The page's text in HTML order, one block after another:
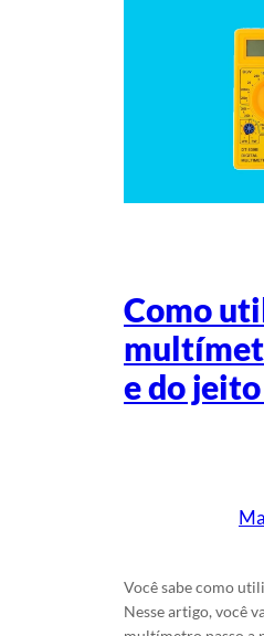
Como
e do
Você sabe como
Nesse artigo, você